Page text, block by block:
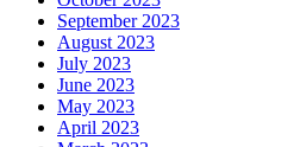
September 2023
August 2023
July 2023
June 2023
May 2023
April 2023